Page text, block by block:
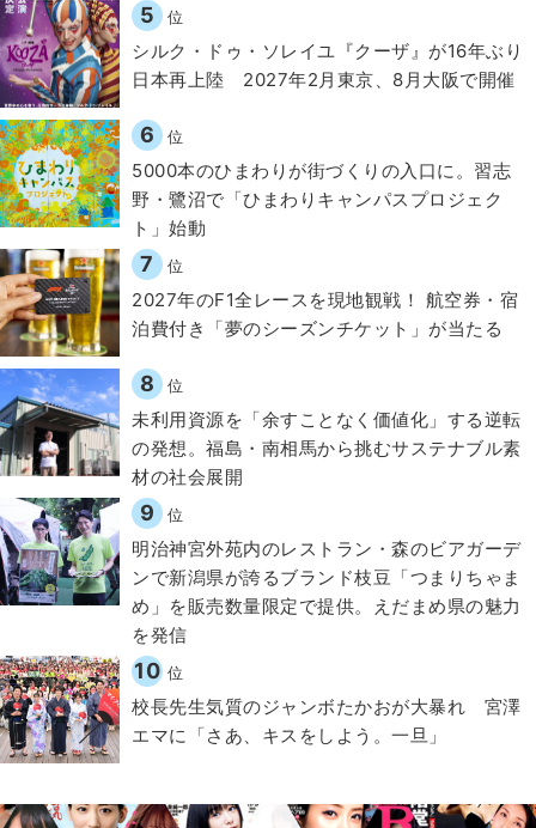
5 位
シルク・ドゥ・ソレイユ『クーザ』が16年ぶり
日本再上陸 2027年2月東京、8月大阪で開催
6 位
5000本のひまわりが街づくりの入口に。習志
野・鷺沼で「ひまわりキャンパスプロジェク
ト」始動
7 位
2027年のF1全レースを現地観戦！ 航空券・宿
泊費付き「夢のシーズンチケット」が当たる
8 位
​​未利用資源を「余すことなく価値化」する逆転
の発想。福島・南相馬から挑むサステナブル素
材の社会展開​
9 位
明治神宮外苑内のレストラン・森のビアガーデ
ンで新潟県が誇るブランド枝豆「つまりちゃま
め」を販売数量限定で提供。えだまめ県の魅力
を発信
10 位
校長先生気質のジャンボたかおが大暴れ 宮澤
エマに「さあ、キスをしよう。一旦」